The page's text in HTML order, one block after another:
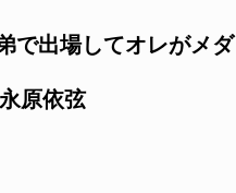
で出場してオレがメダ
原依弦